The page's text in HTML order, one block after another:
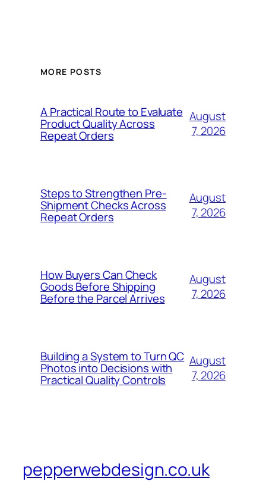
MORE POSTS
A Practical Route to Evaluate
Product Quality Across
Repeat Orders
August
7, 2026
Steps to Strengthen Pre-
Shipment Checks Across
Repeat Orders
August
7, 2026
How Buyers Can Check
Goods Before Shipping
Before the Parcel Arrives
August
7, 2026
Building a System to Turn QC
Photos into Decisions with
Practical Quality Controls
August
7, 2026
pepperwebdesign.co.uk